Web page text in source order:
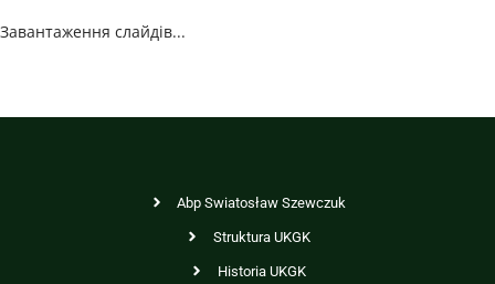
Завантаження слайдів...
Abp Swiatosław Szewczuk
Struktura UKGK
Historia UKGK